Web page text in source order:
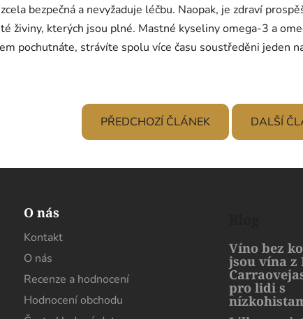
bezpečná a nevyžaduje léčbu. Naopak, je zdraví
živiny, kterých jsou plné. Mastné kyseliny omega-3 a
pochutnáte, strávíte spolu více času soustředěni jeden
PŘEDCHOZÍ ČLÁNEK DALŠÍ
O nás
Kontakt
O nás
Recenze a hodnocení
Hodnocení obchodu
Víno bez
jsou vína z
pro lidi s